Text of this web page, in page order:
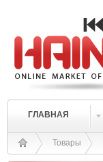
ГЛАВНАЯ
Товары